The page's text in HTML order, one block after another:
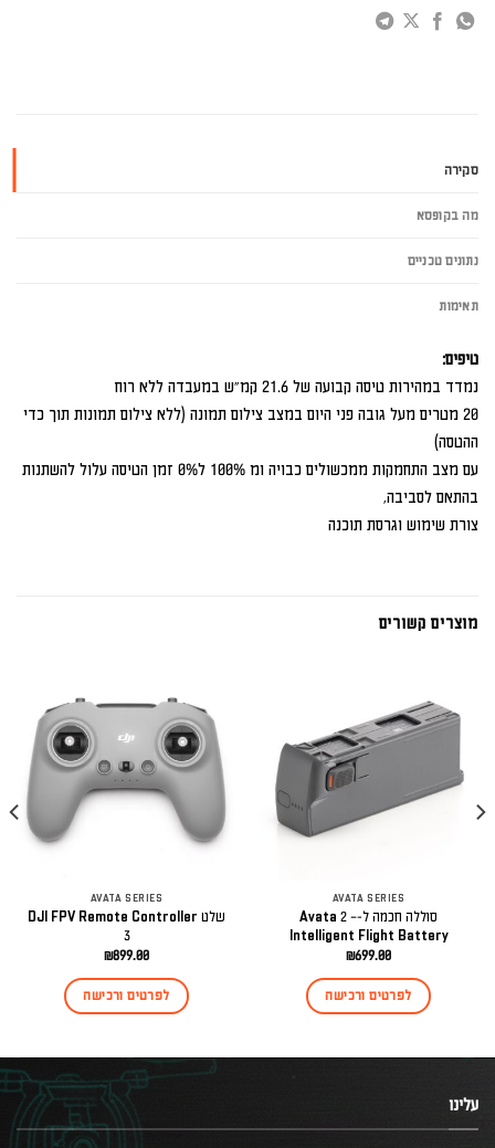
סקירה
מה בקופסא
נתונים טכניים
תאימות
טיפים:
נמדד במהירות טיסה קבועה של 21.6 קמ"ש במעבדה ללא רוח
20 מטרים מעל גובה פני היום במצב צילום תמונה (ללא צילום תמונות תוך כדי
ההטסה)
עם מצב התחמקות ממכשולים כבויה ומ 100% ל0% זמן הטיסה עלול להשתנות
בהתאם לסביבה,
צורת שימוש וגרסת תוכנה
מוצרים קשורים
AVATA SERIES
סוללה חכמה ל-Avata 2 –
Intelligent Flight Battery
₪699.00
לפרטים ורכישה
AVATA SERIES
שלט DJI FPV Remote Controller
3
₪899.00
לפרטים ורכישה
עלינו